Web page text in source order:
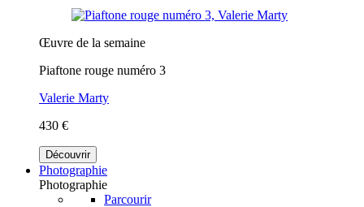
Œuvre de la semaine
Piaftone rouge numéro 3
Valerie Marty
430 €
Découvrir
Photographie
Photographie
Parcourir